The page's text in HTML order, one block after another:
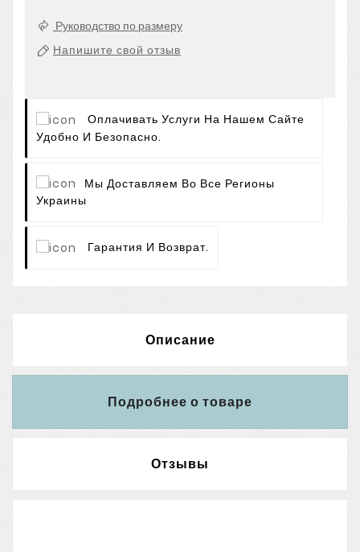
Руководство по размеру
Напишите свой отзыв
Оплачивать Услуги На Нашем Сайте
Удобно И Безопасно.
Мы Доставляем Во Все Регионы
Украины
Гарантия И Возврат.
Описание
Подробнее о товаре
Отзывы